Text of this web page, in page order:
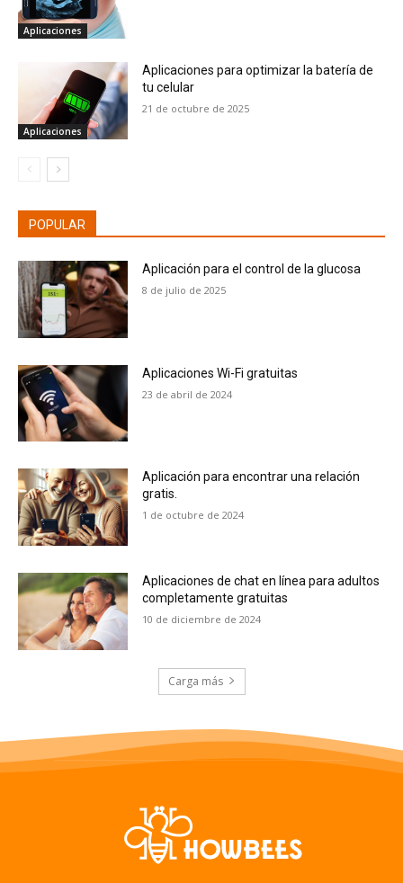
Aplicaciones
Aplicaciones
Aplicaciones para optimizar la batería de
tu celular
21 de octubre de 2025
POPULAR
Aplicación para el control de la glucosa
8 de julio de 2025
Aplicaciones Wi-Fi gratuitas
23 de abril de 2024
Aplicación para encontrar una relación
gratis.
1 de octubre de 2024
Aplicaciones de chat en línea para adultos
completamente gratuitas
10 de diciembre de 2024
Carga más